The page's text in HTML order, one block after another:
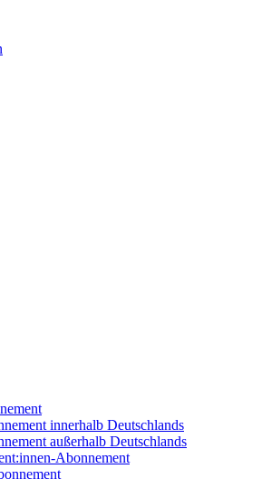
innerhalb Deutschlands
außerhalb Deutschlands
Abonnement